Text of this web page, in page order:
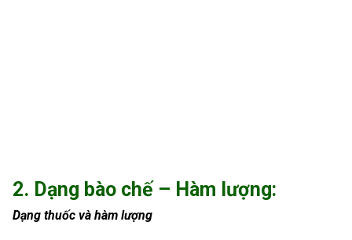
2. Dạng bào chế – Hàm lượng:
Dạng thuốc và hàm lượng